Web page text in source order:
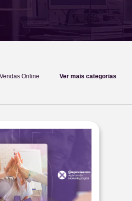
Vendas Online Ver mais categorias